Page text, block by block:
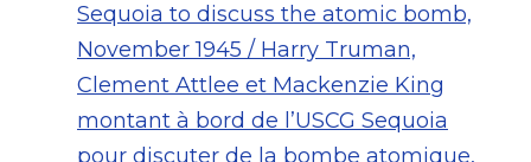
Sequoia to discuss the atomic bomb,
November 1945 / Harry Truman,
Clement Attlee et Mackenzie King
montant à bord de l’USCG Sequoia
pour discuter de la bombe atomique,